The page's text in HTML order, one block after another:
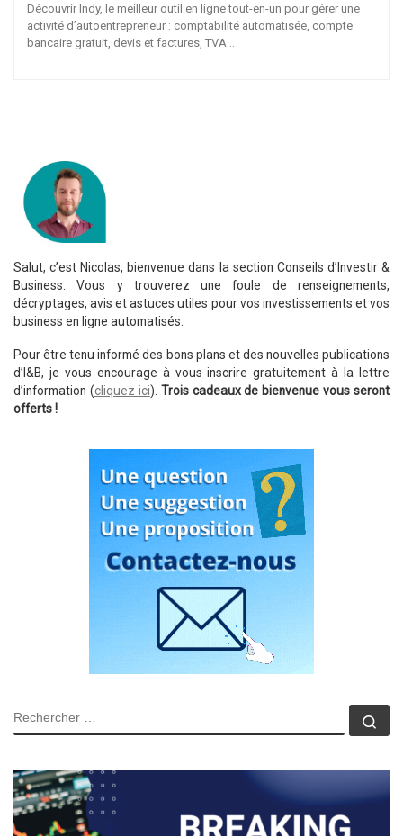
Découvrir Indy, le meilleur outil en ligne tout-en-un pour gérer une
activité d’autoentrepreneur : comptabilité automatisée, compte
bancaire gratuit, devis et factures, TVA…
Salut, c’est Nicolas, bienvenue dans la section Conseils d’Investir &
Business. Vous y trouverez une foule de renseignements,
décryptages, avis et astuces utiles pour vos investissements et vos
business en ligne automatisés.
Pour être tenu informé des bons plans et des nouvelles publications
d’I&B, je vous encourage à vous inscrire gratuitement à la lettre
d’information (cliquez ici). Trois cadeaux de bienvenue vous seront
offerts !
RECHERCHER